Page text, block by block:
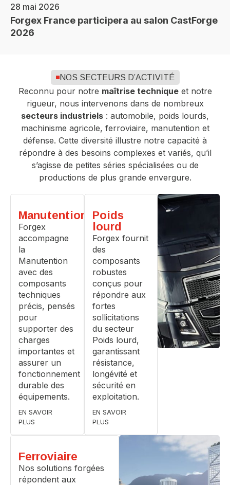
Forgex France participera au salon CastForge
2026
28 mai 2026
NOS SECTEURS D’ACTIVITÉ
Reconnu pour notre maîtrise techniqueet notre
rigueur, nous intervenons dans de nombreux
secteurs industriels : automobile, poids lourds,
machinisme agricole, ferroviaire, manutention et
défense. Cette diversité illustre notre capacité à
répondre à des besoins complexes et variés, qu’il
s’agisse de petites séries spécialisées ou de
productions de plus grande envergure.
Manutention
Forgex
accompagne
la
Manutention
avec des
composants
techniques
précis, pensés
pour
supporter des
charges
importantes et
assurer un
fonctionnement
durable des
équipements.
EN SAVOIR
PLUS
Poids
lourd
Forgex fournit
des
composants
robustes
conçus pour
répondre aux
fortes
sollicitations
du secteur
Poids lourd,
garantissant
résistance,
longévité et
sécurité en
exploitation.
EN SAVOIR
PLUS
Ferroviaire
Nos solutions forgées
répondent aux